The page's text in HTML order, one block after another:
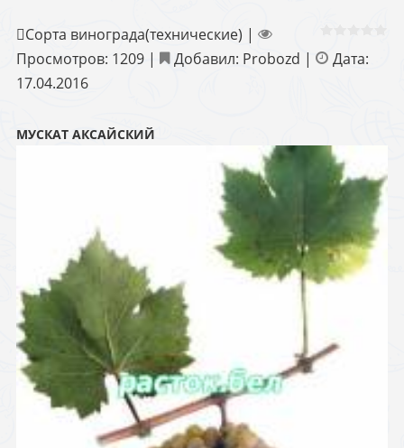
Сорта винограда(технические) |
Просмотров: 1209 | Добавил: Probozd |
Дата:
17.04.2016
МУСКАТ АКСАЙСКИЙ